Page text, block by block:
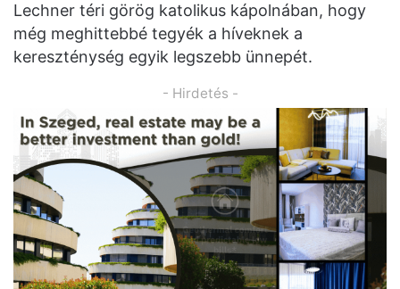
Lechner téri görög katolikus kápolnában, hogy
még meghittebbé tegyék a híveknek a
kereszténység egyik legszebb ünnepét.
- Hirdetés -